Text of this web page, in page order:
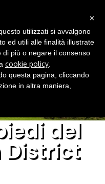
(0)
del
District
×
utilizzati si avvalgono
ed utili alle finalità illustrate
di più o negare il consenso
cookie policy
questa pagina, cliccando
in altra maniera,